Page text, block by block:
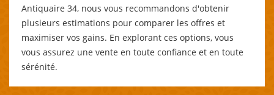
Antiquaire 34, nous vous recommandons d'obtenir
plusieurs estimations pour comparer les offres et
maximiser vos gains. En explorant ces options, vous
vous assurez une vente en toute confiance et en toute
sérénité.